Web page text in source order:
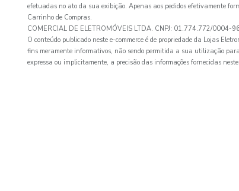
efetuadas no ato da sua exibição. Apenas aos pedidos efetivamente
Carrinho de Compras.
COMERCIAL DE ELETROMÓVEIS LTDA. CNPJ: 01.774.772/
O conteúdo publicado neste e-commerce é de propriedade da Lojas
fins meramente informativos, não sendo permitida a sua utilização
expressa ou implicitamente, a precisão das informações fornecidas